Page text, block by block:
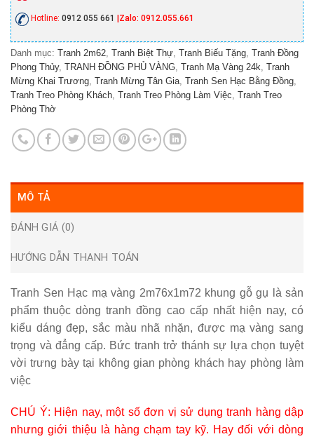
Hotline: 0912 055 661 |Zalo: 0912.055.661
Danh mục: Tranh 2m62 Tranh Biệt Thự Tranh Biếu Tặng Tranh Đồng
Phong Thủy, TRANH ĐỒNG PHỦ VÀNG Tranh Mạ Vàng 24k Tranh
Mừng Khai Trương Tranh Mừng Tân Gia Tranh Sen Hạc Bằng Đồng
Tranh Treo Phòng Khách Tranh Treo Phòng Làm Việc Tranh Treo
Phòng Thờ
MÔ TẢ
ĐÁNH GIÁ (0)
HƯỚNG DẪN THANH TOÁN
Tranh Sen Hạc mạ vàng 2m76x1m72 khung gỗ gụ là sản
phẩm thuộc dòng tranh đồng cao cấp nhất hiện nay, có
kiểu dáng đẹp, sắc màu nhã nhặn, được mạ vàng sang
trọng và đẳng cấp. Bức tranh trở thánh sự lựa chọn tuyệt
vời trưng bày tại không gian phòng khách hay phòng làm
việc
CHÚ Ý: Hiện nay, một số đơn vị sử dụng tranh hàng dập
nhưng giới thiệu là hàng chạm tay kỹ. Hay đối với dòng